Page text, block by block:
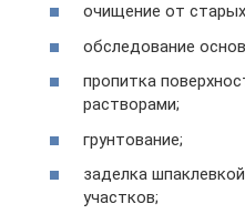
очищение от
обследование
пропитка
растворами;
грунтование;
заделка
участков;